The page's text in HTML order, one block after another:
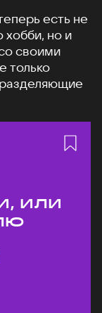
есть не
хобби, но и
своими
только
или